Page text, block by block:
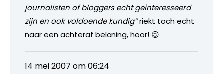
journalisten of bloggers echt geinteresseerd
zijn en ook voldoende kundig”riekt toch echt
naar een achteraf beloning, hoor! 😉
14 mei 2007 om 06:24